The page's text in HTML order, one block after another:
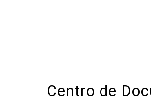
Centro de